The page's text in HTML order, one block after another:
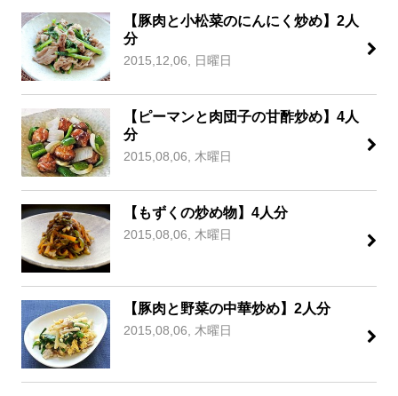
【豚肉と小松菜のにんにく炒め】2人
分
2015,12,06, 日曜日
【ピーマンと肉団子の甘酢炒め】4人
分
2015,08,06, 木曜日
【もずくの炒め物】4人分
2015,08,06, 木曜日
【豚肉と野菜の中華炒め】2人分
2015,08,06, 木曜日